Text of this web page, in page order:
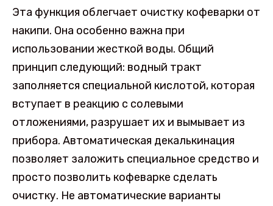
Эта функция облегчает очистку кофеварки от
накипи. Она особенно важна при
использовании жесткой воды. Общий
принцип следующий: водный тракт
заполняется специальной кислотой, которая
вступает в реакцию с солевыми
отложениями, разрушает их и вымывает из
прибора. Автоматическая декалькинация
позволяет заложить специальное средство и
просто позволить кофеварке сделать
очистку. Не автоматические варианты